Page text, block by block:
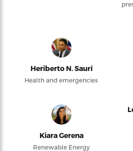
Heriberto N. Saurí
Health and emergencies
Kiara Gerena
Renewable Energy